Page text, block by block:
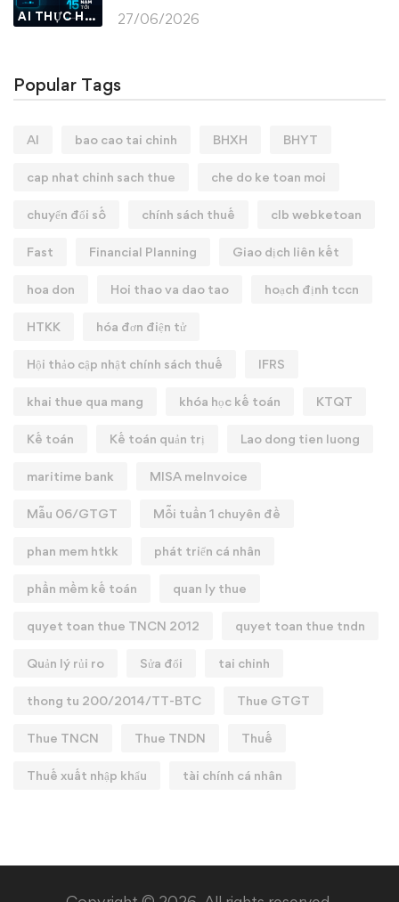
AI THỰC HÀNH 27/06/2026
Popular Tags
AI bao cao tai chinh BHXH BHYT
cap nhat chinh sach thue che do ke toan moi
chuyển đổi số chính sách thuế clb webketoan
Fast Financial Planning Giao dịch liên kết
hoa don Hoi thao va dao tao hoạch định tccn
HTKK hóa đơn điện tử
Hội thảo cập nhật chính sách thuế IFRS
khai thue qua mang khóa học kế toán KTQT
Kế toán Kế toán quản trị Lao dong tien luong
maritime bank MISA meInvoice
Mẫu 06/GTGT Mỗi tuần 1 chuyên đề
phan mem htkk phát triển cá nhân
phần mềm kế toán quan ly thue
quyet toan thue TNCN 2012 quyet toan thue tndn
Quản lý rủi ro Sửa đổi tai chinh
thong tu 200/2014/TT-BTC Thue GTGT
Thue TNCN Thue TNDN Thuế
Thuế xuất nhập khẩu tài chính cá nhân